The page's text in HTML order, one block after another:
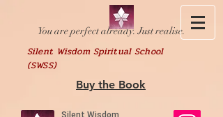
You are perfect already. Just realise.
Silent Wisdom Spiritual School
(SWSS)
Buy the Book